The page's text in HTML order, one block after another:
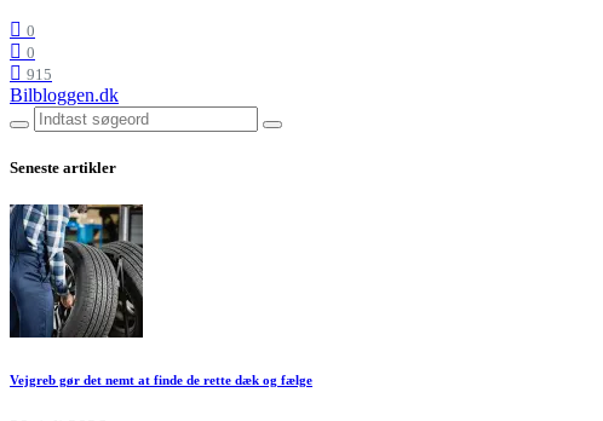
0
0
915
Bilbloggen.dk
Seneste artikler
Vejgreb gør det nemt at finde de rette dæk og fælge